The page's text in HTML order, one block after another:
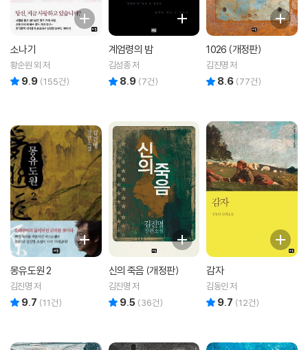
소나기
황순원 외 저
9.9 (155건)
계엄령의 밤
김성종 저
8.9 (7건)
1026 (개정판)
김진명 저
8.6 (77건)
몽유도원 2
김진명 저
9.7 (11건)
신의 죽음 (개정판)
김진명 저
9.5 (36건)
감자
김동인 저
9.7 (12건)